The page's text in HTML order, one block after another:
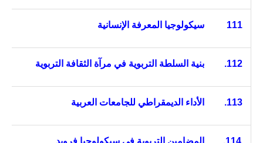
111 سيكولوجيا المعرفة الإنسانية
112. بنية السلطة التربوية في مرآة الثقافة التربوية
113. الأداء الديمقراطي للجامعات العربية
114. المضامين التربوية في سيكولوجيا فرويد